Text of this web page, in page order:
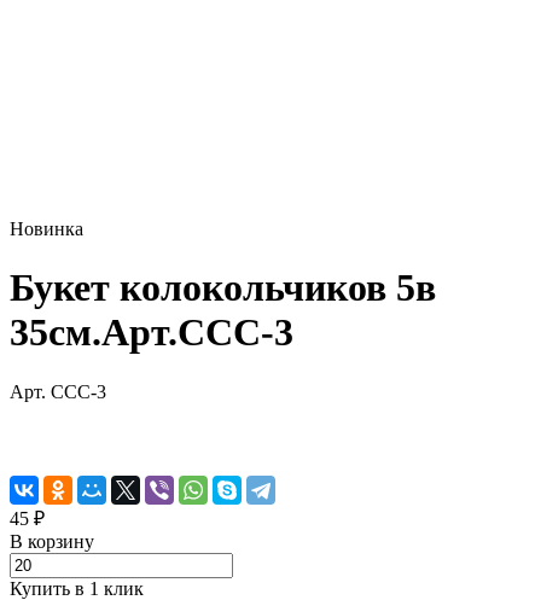
Новинка
Букет колокольчиков 5в
35см.Арт.CCC-3
Арт. CCC-3
45 ₽
В корзину
Купить в 1 клик